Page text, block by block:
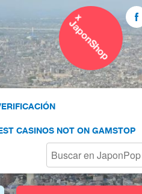
CASINOS NOT ON GAMSTOP